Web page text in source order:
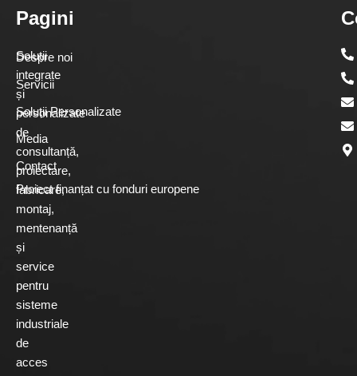
Soluții
integrate
și
personalizate
de
consultanță,
proiectare,
fabricare,
montaj,
mentenanță
și
service
pentru
sisteme
industriale
de
acces
Pagini
Despre noi
Servicii
Soluții Personalizate
Media
Contact
Proiect finanțat cu fonduri europene